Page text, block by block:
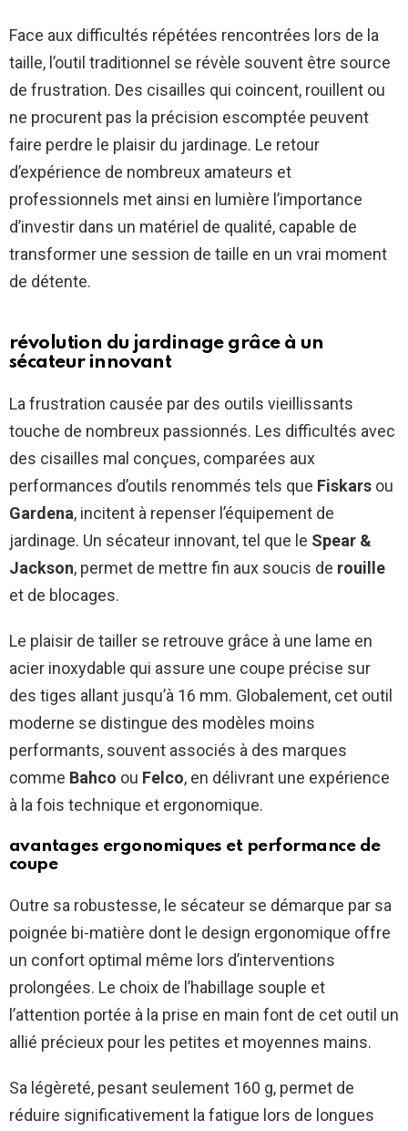
Face aux difficultés répétées rencontrées lors de la
taille, l’outil traditionnel se révèle souvent être source
de frustration. Des cisailles qui coincent, rouillent ou
ne procurent pas la précision escomptée peuvent
faire perdre le plaisir du jardinage. Le retour
d’expérience de nombreux amateurs et
professionnels met ainsi en lumière l’importance
d’investir dans un matériel de qualité, capable de
transformer une session de taille en un vrai moment
de détente.
révolution du jardinage grâce à un
sécateur innovant
La frustration causée par des outils vieillissants
touche de nombreux passionnés. Les difficultés avec
des cisailles mal conçues, comparées aux
performances d’outils renommés tels que Fiskars ou
Gardena, incitent à repenser l’équipement de
jardinage. Un sécateur innovant, tel que le Spear &
Jackson, permet de mettre fin aux soucis de rouille
et de blocages.
Le plaisir de tailler se retrouve grâce à une lame en
acier inoxydable qui assure une coupe précise sur
des tiges allant jusqu’à 16 mm. Globalement, cet outil
moderne se distingue des modèles moins
performants, souvent associés à des marques
comme Bahco ou Felco, en délivrant une expérience
à la fois technique et ergonomique.
avantages ergonomiques et performance de
coupe
Outre sa robustesse, le sécateur se démarque par sa
poignée bi-matière dont le design ergonomique offre
un confort optimal même lors d’interventions
prolongées. Le choix de l’habillage souple et
l’attention portée à la prise en main font de cet outil un
allié précieux pour les petites et moyennes mains.
Sa légèreté, pesant seulement 160 g, permet de
réduire significativement la fatigue lors de longues